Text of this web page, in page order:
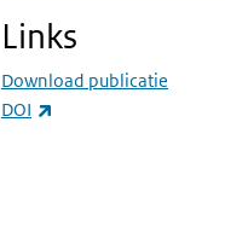
Links
Download publicatie
DOI